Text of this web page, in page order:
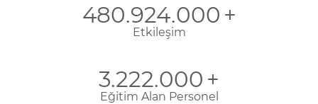
480.924.000 +
Etkileşim
3.222.000 +
Eğitim Alan Personel